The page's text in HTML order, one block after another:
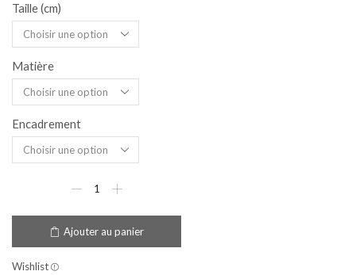
Taille (cm)
Matière
Encadrement
Ajouter au panier
Wishlist